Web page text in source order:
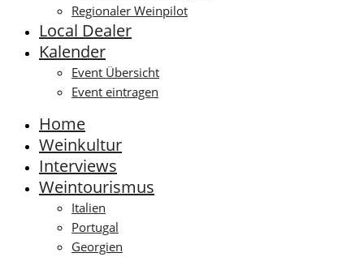
Regionaler Weinpilot
Local Dealer
Kalender
Event Übersicht
Event eintragen
Home
Weinkultur
Interviews
Weintourismus
Italien
Portugal
Georgien